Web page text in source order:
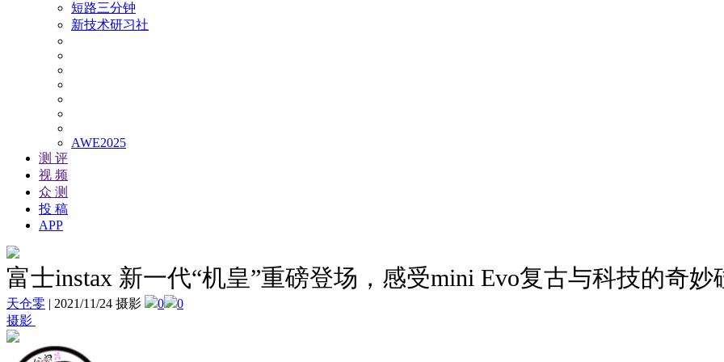
短路三分钟
新技术研习社
AWE2025
测 评
视 频
众 测
投 稿
APP
富士instax 新一代“机皇”重磅登场，感受mini Evo复古与科技的奇妙
天仓零 | 2021/11/24 摄影 0
0
摄影